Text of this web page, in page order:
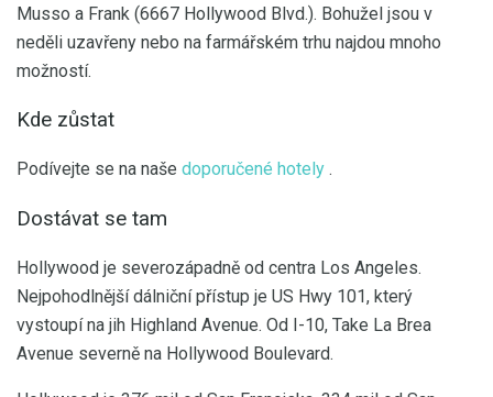
Musso a Frank (6667 Hollywood Blvd.). Bohužel jsou v
neděli uzavřeny nebo na farmářském trhu najdou mnoho
možností.
Kde zůstat
Podívejte se na naše doporučené hotely .
Dostávat se tam
Hollywood je severozápadně od centra Los Angeles.
Nejpohodlnější dálniční přístup je US Hwy 101, který
vystoupí na jih Highland Avenue. Od I-10, Take La Brea
Avenue severně na Hollywood Boulevard.